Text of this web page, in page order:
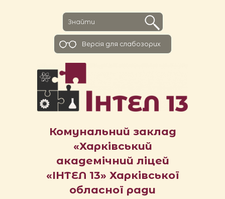
Комунальний заклад
«Харківський
академічний ліцей
«ІНТЕЛ 13» Харківської
обласної ради
Версiя для слабозорих